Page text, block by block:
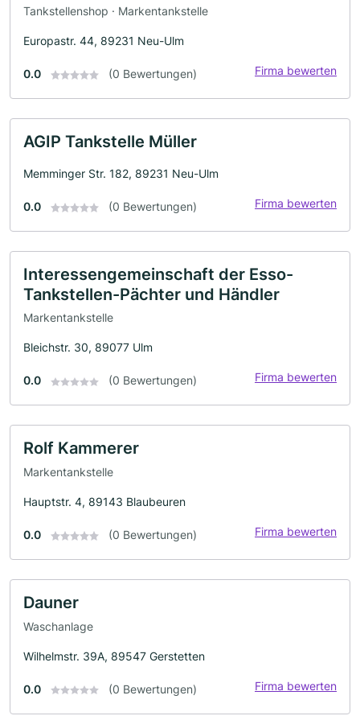
Tankstellenshop · Markentankstelle
Europastr. 44, 89231 Neu-Ulm
0.0 (0 Bewertungen) Firma bewerten
AGIP Tankstelle Müller
Memminger Str. 182, 89231 Neu-Ulm
0.0 (0 Bewertungen) Firma bewerten
Interessengemeinschaft der Esso-
Tankstellen-Pächter und Händler
Markentankstelle
Bleichstr. 30, 89077 Ulm
0.0 (0 Bewertungen) Firma bewerten
Rolf Kammerer
Markentankstelle
Hauptstr. 4, 89143 Blaubeuren
0.0 (0 Bewertungen) Firma bewerten
Dauner
Waschanlage
Wilhelmstr. 39A, 89547 Gerstetten
0.0 (0 Bewertungen) Firma bewerten